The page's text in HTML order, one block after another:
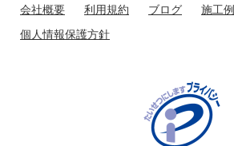
会社概要
利用規約 ブログ
施工例
個人情報保護方針